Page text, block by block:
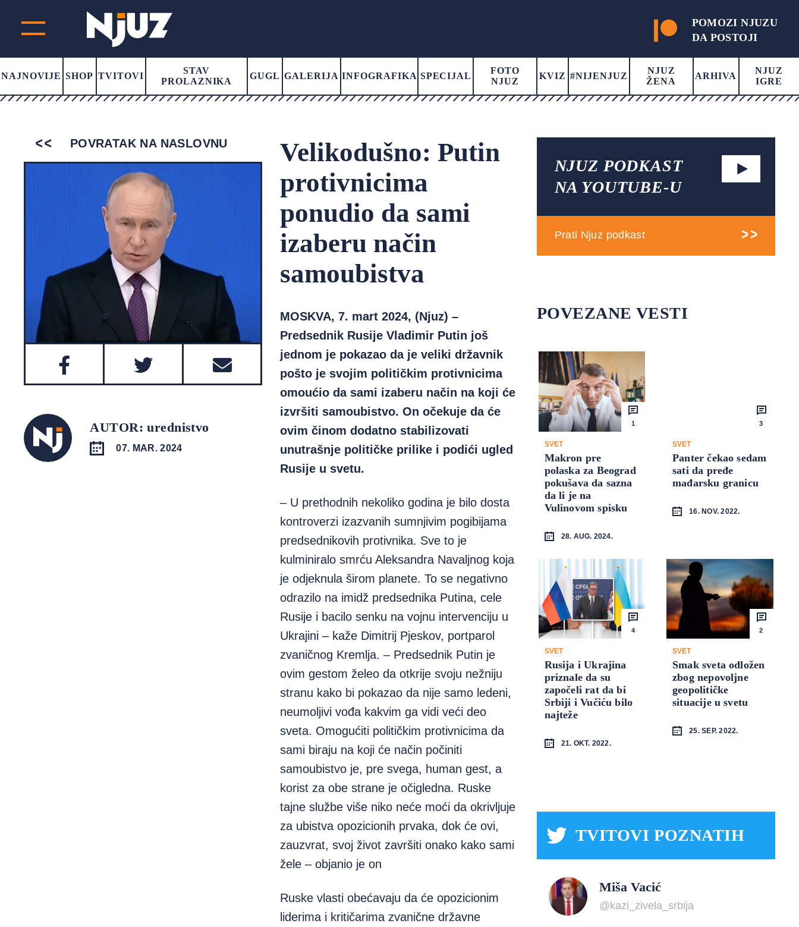
POMOZI NJUZU
DA POSTOJI
NAJNOVIJE SHOP TVITOVI
STAV
PROLAZNIKA
GUGL GALERIJA INFOGRAFIKA SPECIJAL
FOTO
NJUZ
KVIZ #NIJENJUZ
NJUZ
ŽENA
ARHIVA
NJUZ
IGRE
POVRATAK NA NASLOVNU
AUTOR: urednistvo
07. MAR. 2024
Velikodušno: Putin
protivnicima
ponudio da sami
izaberu način
samoubistva
MOSKVA, 7. mart 2024, (Njuz) –
Predsednik Rusije Vladimir Putin još
jednom je pokazao da je veliki državnik
pošto je svojim političkim protivnicima
omoućio da sami izaberu način na koji će
izvršiti samoubistvo. On očekuje da će
ovim činom dodatno stabilizovati
unutrašnje političke prilike i podići ugled
Rusije u svetu.
– U prethodnih nekoliko godina je bilo dosta
kontroverzi izazvanih sumnjivim pogibijama
predsednikovih protivnika. Sve to je
kulminiralo smrću Aleksandra Navaljnog koja
je odjeknula širom planete. To se negativno
odrazilo na imidž predsednika Putina, cele
Rusije i bacilo senku na vojnu intervenciju u
Ukrajini – kaže Dimitrij Pjeskov, portparol
zvaničnog Kremlja. – Predsednik Putin je
ovim gestom želeo da otkrije svoju nežniju
stranu kako bi pokazao da nije samo ledeni,
neumoljivi vođa kakvim ga vidi veći deo
sveta. Omogućiti političkim protivnicima da
sami biraju na koji će način počiniti
samoubistvo je, pre svega, human gest, a
korist za obe strane je očigledna. Ruske
tajne službe više niko neće moći da okrivljuje
za ubistva opozicionih prvaka, dok će ovi,
zauzvrat, svoj život završiti onako kako sami
žele – objanio je on
Ruske vlasti obećavaju da će opozicionim
liderima i kritičarima zvanične državne
NJUZ PODKAST
NA YOUTUBE-U
Prati Njuz podkast
POVEZANE VESTI
1
SVET
Makron pre
polaska za Beograd
pokušava da sazna
da li je na
Vulinovom spisku
28. AUG. 2024.
3
SVET
Panter čekao sedam
sati da pređe
mađarsku granicu
16. NOV. 2022.
4
SVET
Rusija i Ukrajina
priznale da su
započeli rat da bi
Srbiji i Vučiću bilo
najteže
21. OKT. 2022.
2
SVET
Smak sveta odložen
zbog nepovoljne
geopolitičke
situacije u svetu
25. SEP. 2022.
TVITOVI POZNATIH
Miša Vacić
@kazi_zivela_srbija